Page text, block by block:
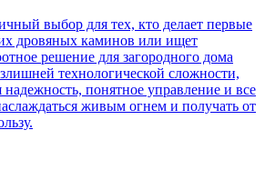
выбор для тех, кто делает первые
дровяных каминов или ищет
решение для загородного дома
технологической сложности,
надежность, понятное управление и все
живым огнем и получать от